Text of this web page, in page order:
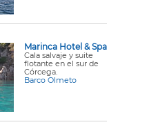
Marinca Hotel & Spa
Cala salvaje y suite
flotante en el sur de
Córcega.
Barco Olmeto